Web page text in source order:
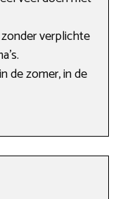
verplichte
de zomer, in de